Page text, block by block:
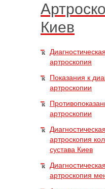
Киев
Диагностическая
артроскопия
Показания к
артроскопии
артроскопии
Диагностическая
артроскопия
сустава Киев
Диагностическая
артроскопия